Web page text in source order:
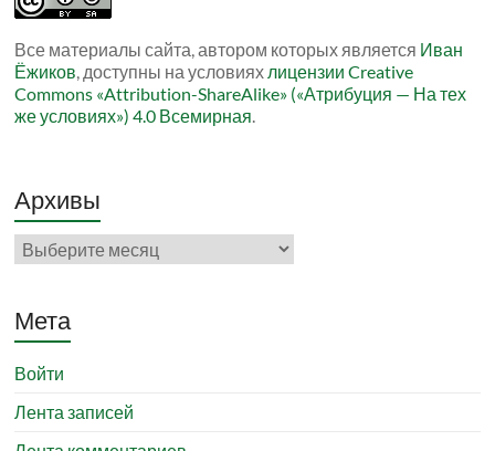
Все материалы сайта, автором которых является Иван
Ёжиков, доступны на условиях лицензии Creative
Commons «Attribution-ShareAlike» («Атрибуция — На тех
же условиях») 4.0 Всемирная.
Архивы
Архивы
Мета
Войти
Лента записей